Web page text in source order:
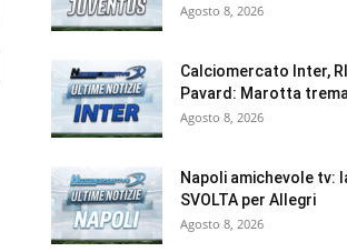
Agosto 8, 2026
Calciomercato Inter,
Pavard: Marotta trema
Agosto 8, 2026
Napoli amichevole tv:
SVOLTA per Allegri
Agosto 8, 2026